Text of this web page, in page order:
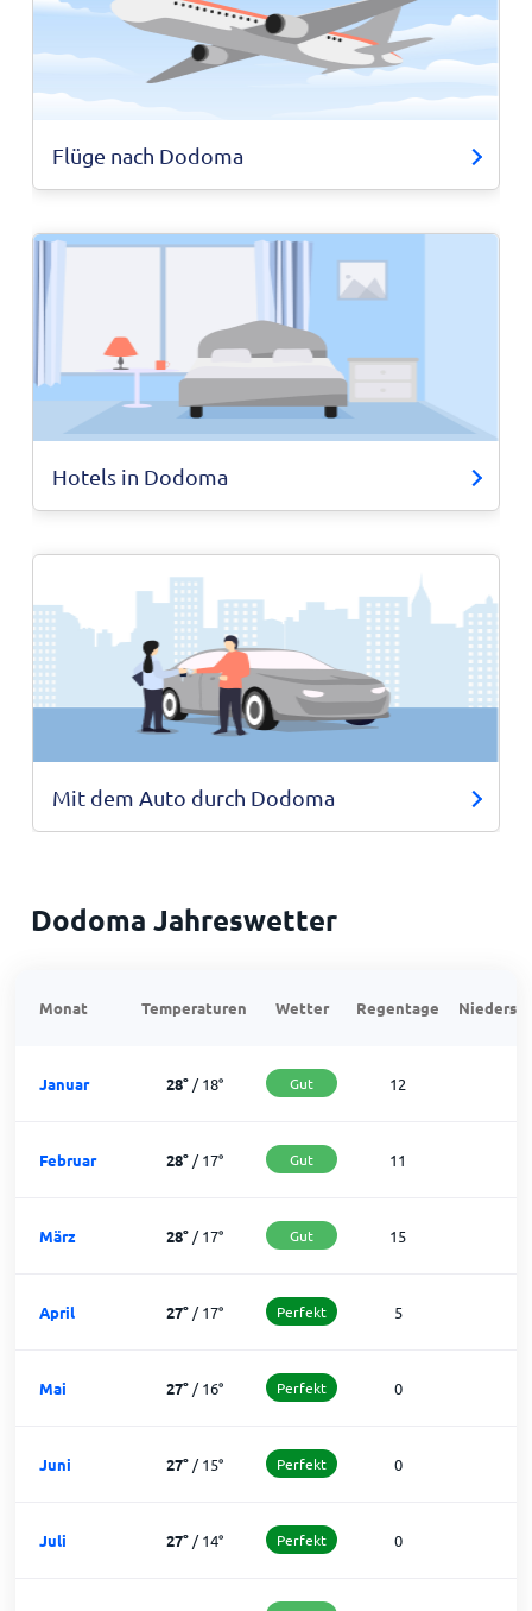
Flüge nach Dodoma
Hotels in Dodoma
Mit dem Auto durch Dodoma
Dodoma Jahreswetter
Monat Temperaturen Wetter Regentage
Januar 28°/18° Gut 12
Februar 28°/17° Gut 11
März 28°/17° Gut 15
April 27°/17° Perfekt 5
Mai 27°/16° Perfekt 0
Juni 27°/15° Perfekt 0
Juli 27°/14° Perfekt 0